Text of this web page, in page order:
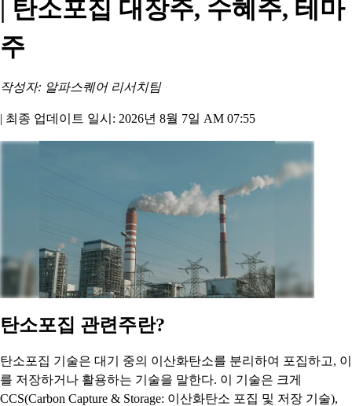
| 탄소포집 대장주, 수혜주, 테마
주
작성자: 알파스퀘어 리서치팀
| 최종 업데이트 일시: 2026년 8월 7일 AM 07:55
탄소포집 관련주란?
탄소포집 기술은 대기 중의 이산화탄소를 분리하여 포집하고, 이
를 저장하거나 활용하는 기술을 말한다. 이 기술은 크게
CCS(Carbon Capture & Storage: 이산화탄소 포집 및 저장 기술),